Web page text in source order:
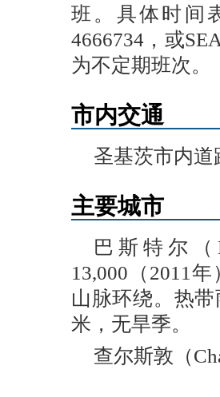
班。具体时间
4666734，或
为不定期班次。
市内交通
圣基茨市内
主要城市
巴斯特尔（
13,000（2011
山脉环绕。热
米，无旱季。
查尔斯敦（